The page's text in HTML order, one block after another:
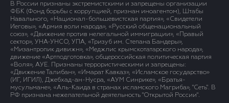
В России признаны экстремистскими и запрещены организации
ФБК (Фонд борьбы с коррупцией, признан иноагентом), Штабы
Навального, «Национал-большевистская партия», «Свидетели
Иеговы», «Армия воли народа», «Русский общенациональный
союз», «Движение против нелегальной иммиграции», «Правый
сектор», УНА-УНСО, УПА, «Тризуб им. Степана Бандеры»,
«Мизантропик дивижн», «Меджлис крымскотатарского народа»,
движение «Артподготовка», общероссийская политическая партия
«Воля», АУЕ. Признаны террористическими и запрещены:
«Движение Талибан», «Имарат Кавказ», «Исламское государство»
(ИГ, ИГИЛ), Джебхад-ан-Нусра, «АУМ Синрике», «Братья-
мусульмане», «Аль-Каида в странах исламского Магриба», "Сеть". В
РФ признана нежелательной деятельность "Открытой России".